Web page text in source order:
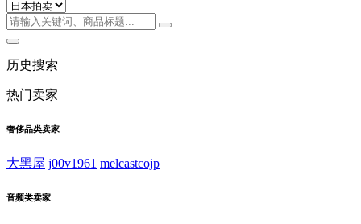
历史搜索
热门卖家
奢侈品类卖家
大黑屋 j00v1961 melcastcojp
音频类卖家